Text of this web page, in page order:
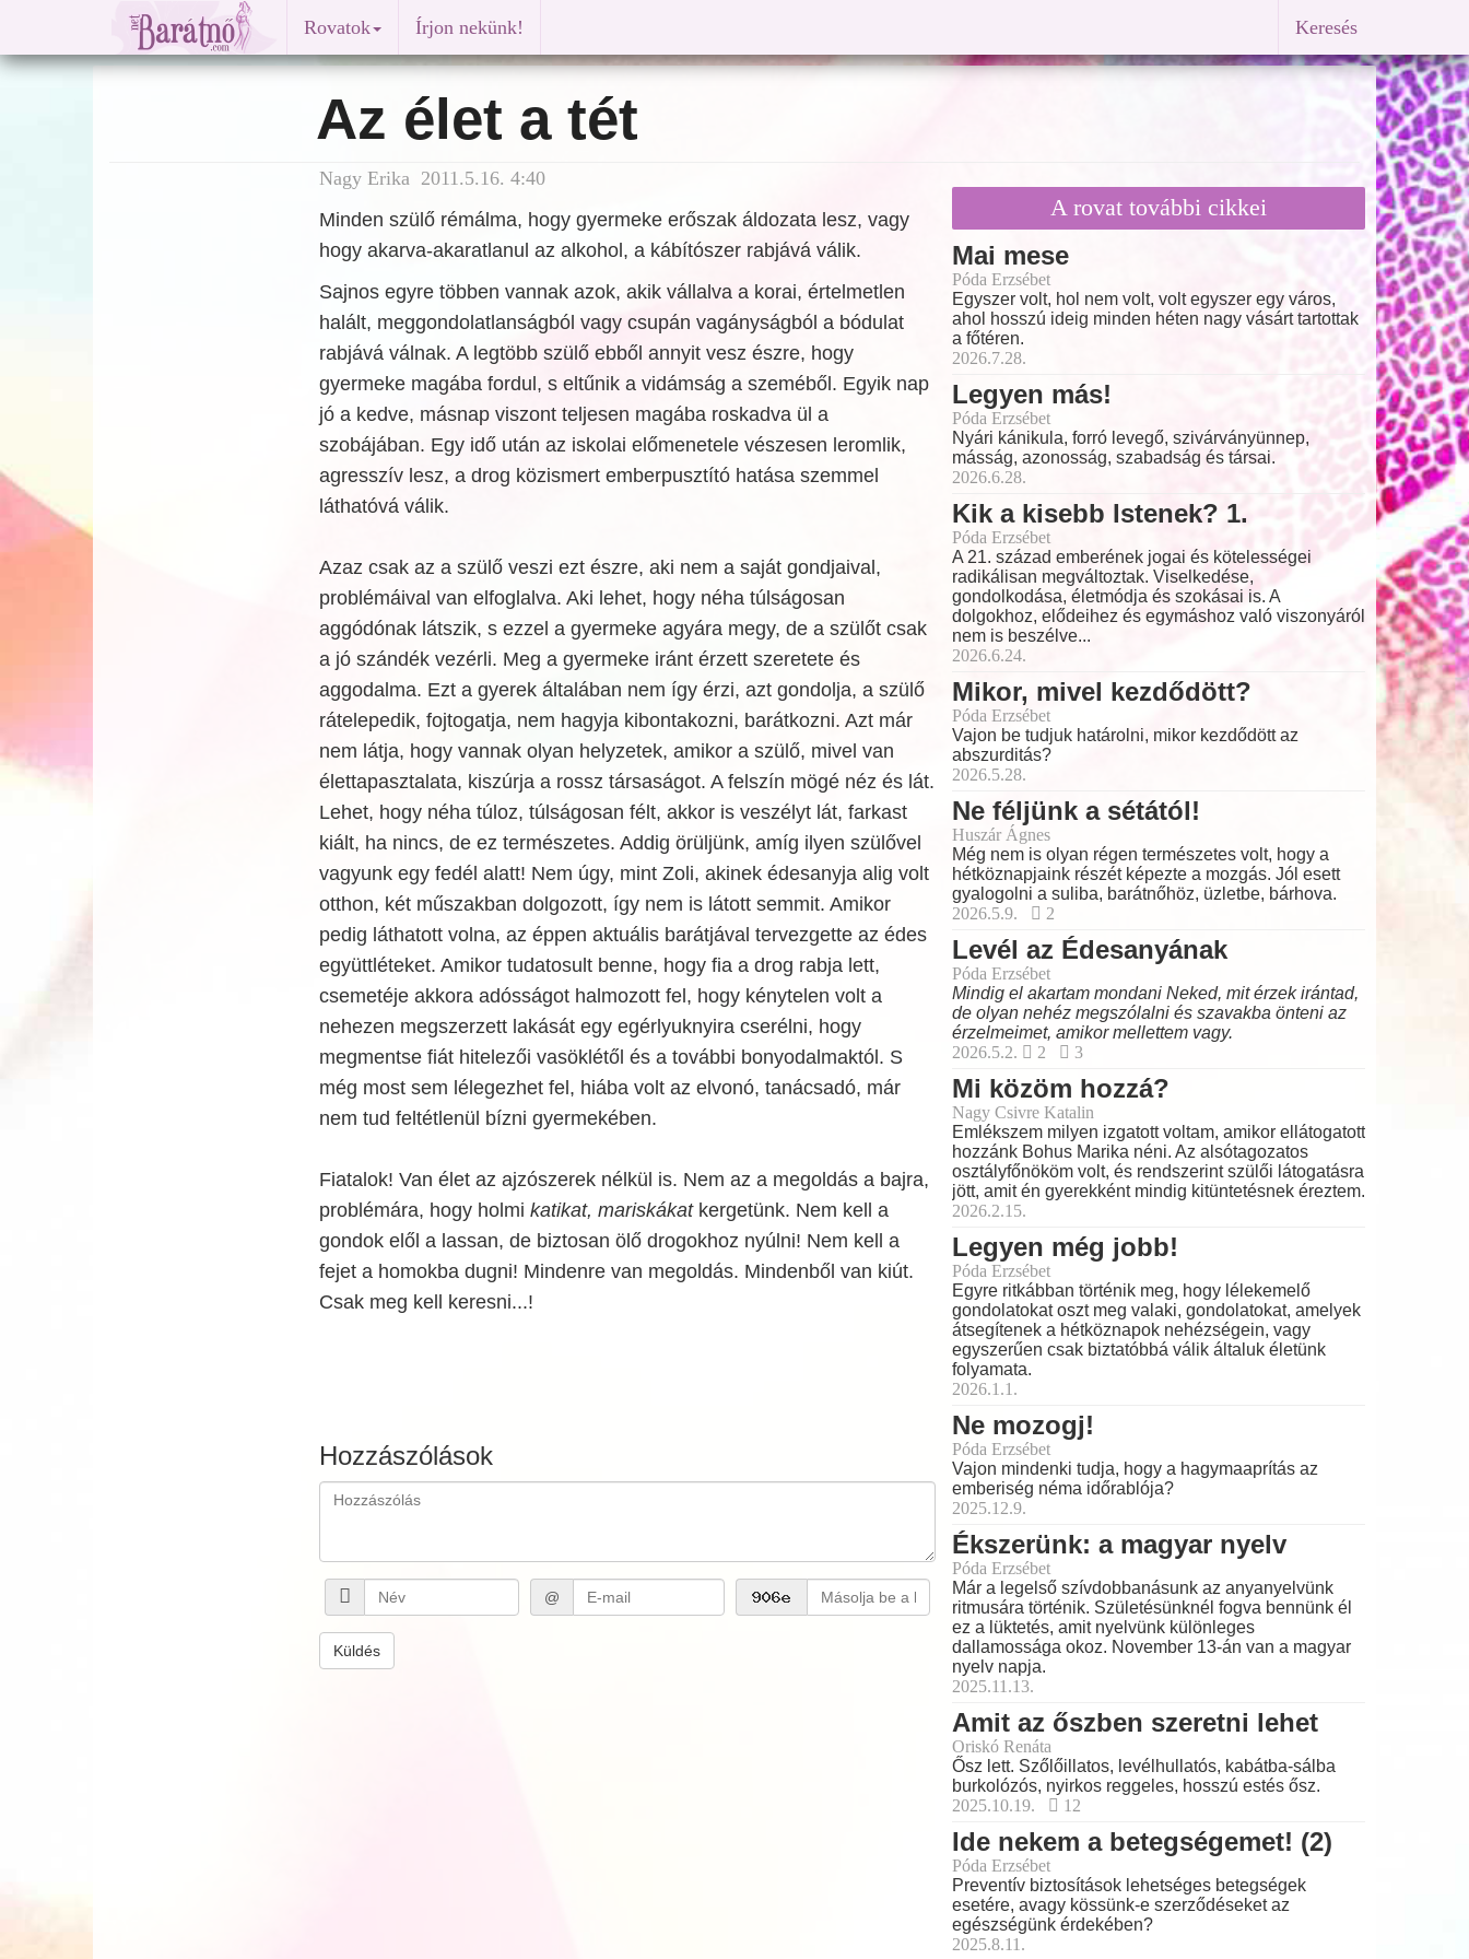
Rovatok Írjon nekünk! Keresés
Az élet a tét
Nagy Erika 2011.5.16. 4:40
Minden szülő rémálma, hogy gyermeke erőszak áldozata lesz, vagy
hogy akarva-akaratlanul az alkohol, a kábítószer rabjává válik.
Sajnos egyre többen vannak azok, akik vállalva a korai, értelmetlen
halált, meggondolatlanságból vagy csupán vagányságból a bódulat
rabjává válnak. A legtöbb szülő ebből annyit vesz észre, hogy
gyermeke magába fordul, s eltűnik a vidámság a szeméből. Egyik nap
jó a kedve, másnap viszont teljesen magába roskadva ül a
szobájában. Egy idő után az iskolai előmenetele vészesen leromlik,
agresszív lesz, a drog közismert emberpusztító hatása szemmel
láthatóvá válik.
Azaz csak az a szülő veszi ezt észre, aki nem a saját gondjaival,
problémáival van elfoglalva. Aki lehet, hogy néha túlságosan
aggódónak látszik, s ezzel a gyermeke agyára megy, de a szülőt csak
a jó szándék vezérli. Meg a gyermeke iránt érzett szeretete és
aggodalma. Ezt a gyerek általában nem így érzi, azt gondolja, a szülő
rátelepedik, fojtogatja, nem hagyja kibontakozni, barátkozni. Azt már
nem látja, hogy vannak olyan helyzetek, amikor a szülő, mivel van
élettapasztalata, kiszúrja a rossz társaságot. A felszín mögé néz és lát.
Lehet, hogy néha túloz, túlságosan félt, akkor is veszélyt lát, farkast
kiált, ha nincs, de ez természetes. Addig örüljünk, amíg ilyen szülővel
vagyunk egy fedél alatt! Nem úgy, mint Zoli, akinek édesanyja alig volt
otthon, két műszakban dolgozott, így nem is látott semmit. Amikor
pedig láthatott volna, az éppen aktuális barátjával tervezgette az édes
együttléteket. Amikor tudatosult benne, hogy fia a drog rabja lett,
csemetéje akkora adósságot halmozott fel, hogy kénytelen volt a
nehezen megszerzett lakását egy egérlyuknyira cserélni, hogy
megmentse fiát hitelezői vasöklétől és a további bonyodalmaktól. S
még most sem lélegezhet fel, hiába volt az elvonó, tanácsadó, már
nem tud feltétlenül bízni gyermekében.
Fiatalok! Van élet az ajzószerek nélkül is. Nem az a megoldás a bajra,
problémára, hogy holmi katikat, mariskákatkergetünk. Nem kell a
gondok elől a lassan, de biztosan ölő drogokhoz nyúlni! Nem kell a
fejet a homokba dugni! Mindenre van megoldás. Mindenből van kiút.
Csak meg kell keresni...!
Hozzászólások
@
Küldés
A rovat további cikkei
Mai mese
Póda Erzsébet
Egyszer volt, hol nem volt, volt egyszer egy város,
ahol hosszú ideig minden héten nagy vásárt tartottak
a főtéren.
2026.7.28.
Legyen más!
Póda Erzsébet
Nyári kánikula, forró levegő, szivárványünnep,
másság, azonosság, szabadság és társai.
2026.6.28.
Kik a kisebb Istenek? 1.
Póda Erzsébet
A 21. század emberének jogai és kötelességei
radikálisan megváltoztak. Viselkedése,
gondolkodása, életmódja és szokásai is. A
dolgokhoz, elődeihez és egymáshoz való viszonyáról
nem is beszélve...
2026.6.24.
Mikor, mivel kezdődött?
Póda Erzsébet
Vajon be tudjuk határolni, mikor kezdődött az
abszurditás?
2026.5.28.
Ne féljünk a sétától!
Huszár Ágnes
Még nem is olyan régen természetes volt, hogy a
hétköznapjaink részét képezte a mozgás. Jól esett
gyalogolni a suliba, barátnőhöz, üzletbe, bárhova.
2026.5.9.
2
Levél az Édesanyának
Póda Erzsébet
Mindig el akartam mondani Neked, mit érzek irántad,
de olyan nehéz megszólalni és szavakba önteni az
érzelmeimet, amikor mellettem vagy.
2026.5.2.
2 3
Mi közöm hozzá?
Nagy Csivre Katalin
Emlékszem milyen izgatott voltam, amikor ellátogatott
hozzánk Bohus Marika néni. Az alsótagozatos
osztályfőnököm volt, és rendszerint szülői látogatásra
jött, amit én gyerekként mindig kitüntetésnek éreztem.
2026.2.15.
Legyen még jobb!
Póda Erzsébet
Egyre ritkábban történik meg, hogy lélekemelő
gondolatokat oszt meg valaki, gondolatokat, amelyek
átsegítenek a hétköznapok nehézségein, vagy
egyszerűen csak biztatóbbá válik általuk életünk
folyamata.
2026.1.1.
Ne mozogj!
Póda Erzsébet
Vajon mindenki tudja, hogy a hagymaaprítás az
emberiség néma időrablója?
2025.12.9.
Ékszerünk: a magyar nyelv
Póda Erzsébet
Már a legelső szívdobbanásunk az anyanyelvünk
ritmusára történik. Születésünknél fogva bennünk él
ez a lüktetés, amit nyelvünk különleges
dallamossága okoz. November 13-án van a magyar
nyelv napja.
2025.11.13.
Amit az őszben szeretni lehet
Oriskó Renáta
Ősz lett. Szőlőillatos, levélhullatós, kabátba-sálba
burkolózós, nyirkos reggeles, hosszú estés ősz.
2025.10.19.
12
Ide nekem a betegségemet! (2)
Póda Erzsébet
Preventív biztosítások lehetséges betegségek
esetére, avagy kössünk-e szerződéseket az
egészségünk érdekében?
2025.8.11.